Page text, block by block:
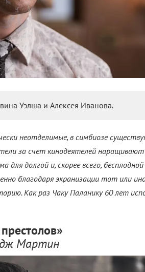
Уэлша и Алексея Иванова.
неотделимые, в симбиозе
за счет кинодеятелей наращивают
долгой и, скорее всего,
благодаря экранизации тот или
Как раз Чаку Паланику 60 лет
Мартин